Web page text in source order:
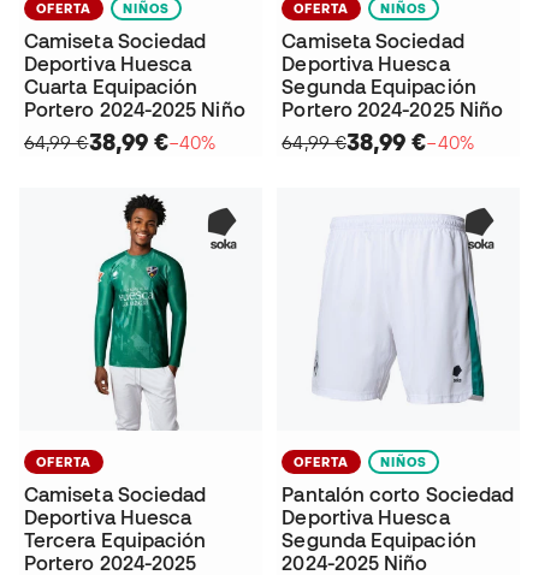
OFERTA NIÑOS
Camiseta Sociedad
Deportiva Huesca
Cuarta Equipación
Portero 2024-2025 Niño
64,99 €38,99 €−40%
OFERTA NIÑOS
Camiseta Sociedad
Deportiva Huesca
Segunda Equipación
Portero 2024-2025 Niño
64,99 €38,99 €−40%
OFERTA
Camiseta Sociedad
Deportiva Huesca
Tercera Equipación
Portero 2024-2025
OFERTA NIÑOS
Pantalón corto Sociedad
Deportiva Huesca
Segunda Equipación
2024-2025 Niño